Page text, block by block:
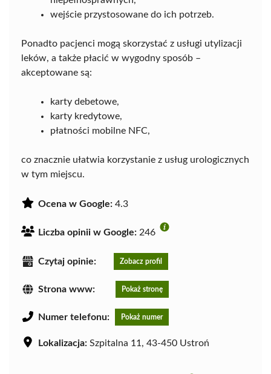
wejście przystosowane do ich potrzeb.
Ponadto pacjenci mogą skorzystać z usługi utylizacji
leków, a także płacić w wygodny sposób –
akceptowane są:
karty debetowe,
karty kredytowe,
płatności mobilne NFC,
co znacznie ułatwia korzystanie z usług urologicznych
w tym miejscu.
Ocena w Google: 4.3
Liczba opinii w Google: 246
Czytaj opinie: Zobacz profil
Strona www: Pokaż stronę
Numer telefonu: Pokaż numer
Lokalizacja: Szpitalna 11, 43-450 Ustroń